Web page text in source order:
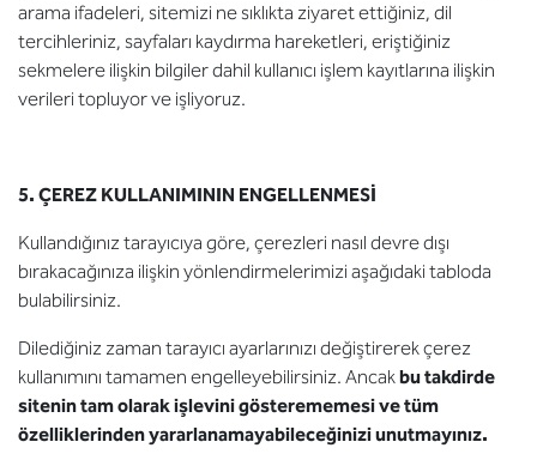
arama ifadeleri, sitemizi ne sıklıkta ziyaret ettiğiniz, dil
tercihleriniz, sayfaları kaydırma hareketleri, eriştiğiniz
sekmelere ilişkin bilgiler dahil kullanıcı işlem kayıtlarına ilişkin
verileri topluyor ve işliyoruz.
5. ÇEREZ KULLANIMININ ENGELLENMESİ
Kullandığınız tarayıcıya göre, çerezleri nasıl devre dışı
bırakacağınıza ilişkin yönlendirmelerimizi aşağıdaki tabloda
bulabilirsiniz.
Dilediğiniz zaman tarayıcı ayarlarınızı değiştirerek çerez
kullanımını tamamen engelleyebilirsiniz. Ancakbu takdirde
sitenin tam olarak işlevini gösterememesi ve tüm
özelliklerinden yararlanamayabileceğinizi unutmayınız.